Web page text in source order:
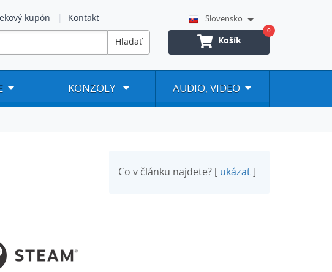
kupón Kontakt Slovensko
Hladať Košík
0
KONZOLY AUDIO, VIDEO
Co v článku najdete? [ ukázat]